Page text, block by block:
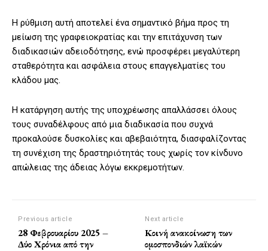
Η ρύθμιση αυτή αποτελεί ένα σημαντικό βήμα προς τη
μείωση της γραφειοκρατίας και την επιτάχυνση των
διαδικασιών αδειοδότησης, ενώ προσφέρει μεγαλύτερη
σταθερότητα και ασφάλεια στους επαγγελματίες του
κλάδου μας.
Η κατάργηση αυτής της υποχρέωσης απαλλάσσει όλους
τους συναδέλφους από μια διαδικασία που συχνά
προκαλούσε δυσκολίες και αβεβαιότητα, διασφαλίζοντας
τη συνέχιση της δραστηριότητάς τους χωρίς τον κίνδυνο
απώλειας της άδειας λόγω εκκρεμοτήτων.
Previous article
28 Φεβρουαρίου 2025 –
Δύο Χρόνια από την
Next article
Κοινή ανακοίνωση των
ομοσπονδιών λαϊκών